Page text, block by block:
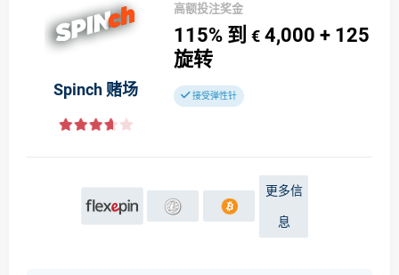
Spinch 赌场
高额投注奖金
115% 到 € 4,000 + 125
旋转
接受弹性针
更多信
息